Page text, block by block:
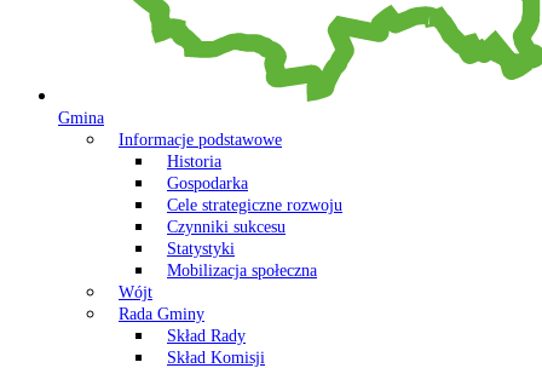
Gmina
Informacje podstawowe
Historia
Gospodarka
Cele strategiczne rozwoju
Czynniki sukcesu
Statystyki
Mobilizacja społeczna
Wójt
Rada Gminy
Skład Rady
Skład Komisji